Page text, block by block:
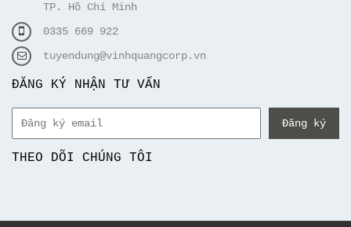
TP. Hồ Chí Minh
0335 669 922
tuyendung@vinhquangcorp.vn
ĐĂNG KÝ NHẬN TƯ VẤN
Đăng ký
THEO DÕI CHÚNG TÔI